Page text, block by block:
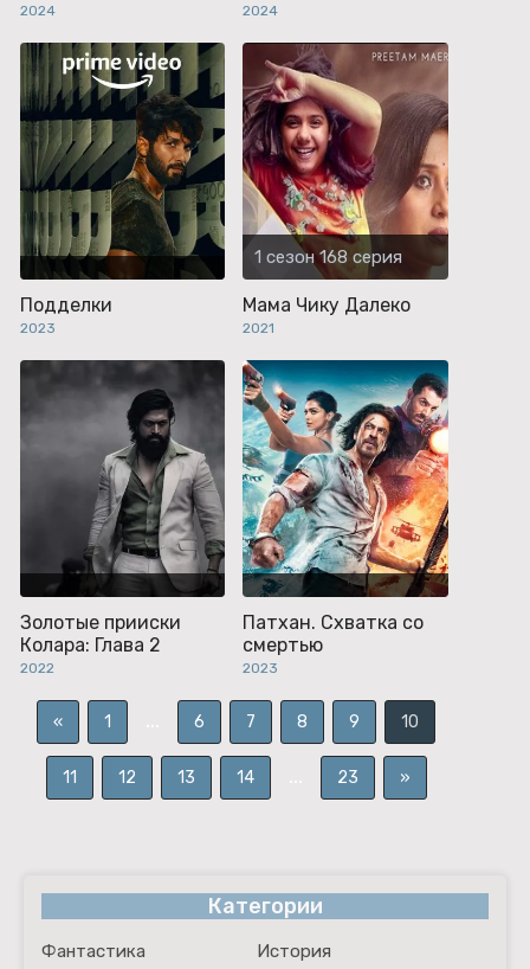
2024 2024
Подделки
2023
1 сезон 168 серия
Мама Чику Далеко
2021
Золотые прииски
Колара: Глава 2
2022
Патхан. Схватка со
смертью
2023
« 1 6 7 8 9 10
11 12 13 14 23 »
Категории
Фантастика
История